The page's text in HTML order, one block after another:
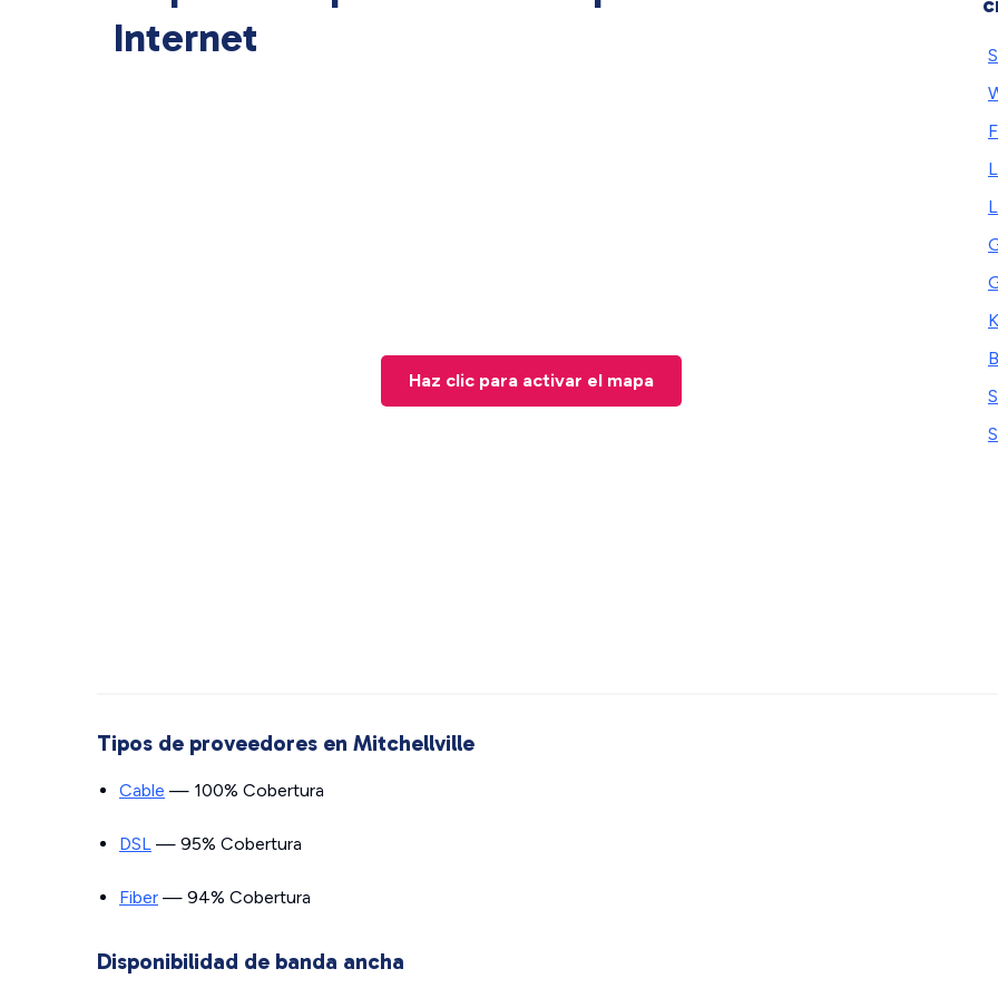
Internet
Haz clic para activar el mapa
Tipos de proveedores en Mitchellville
Cable — 100% Cobertura
DSL — 95% Cobertura
Fiber — 94% Cobertura
Disponibilidad de banda ancha